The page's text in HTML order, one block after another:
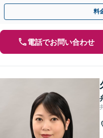
金をリセットして再スタートし
料
電話でお問い合わせ